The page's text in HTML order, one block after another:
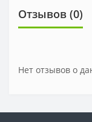
Отзывов (0)
Нет отзывов о